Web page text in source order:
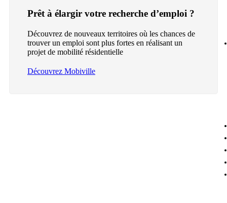
Prêt à élargir votre recherche d’emploi ?
Découvrez de nouveaux territoires où les chances de
trouver un emploi sont plus fortes en réalisant un
projet de mobilité résidentielle
Découvrez Mobiville